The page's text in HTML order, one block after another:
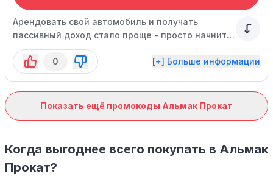
Арендовать свой автомобиль и получать
пассивный доход стало проще - просто начните
сотрудничать с нашей компанией.
0
[+] Больше информации
Показать ещё промокоды Альмак Прокат
Когда выгоднее всего покупать в Альмак
Прокат?